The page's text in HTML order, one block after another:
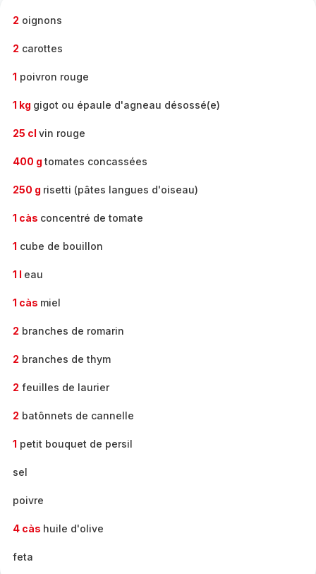
2 oignons
2 carottes
1 poivron rouge
1 kg gigot ou épaule d'agneau désossé(e)
25 cl vin rouge
400 g tomates concassées
250 g risetti (pâtes langues d'oiseau)
1 càs concentré de tomate
1 cube de bouillon
1 l eau
1 càs miel
2 branches de romarin
2 branches de thym
2 feuilles de laurier
2 batônnets de cannelle
1 petit bouquet de persil
sel
poivre
4 càs huile d'olive
feta